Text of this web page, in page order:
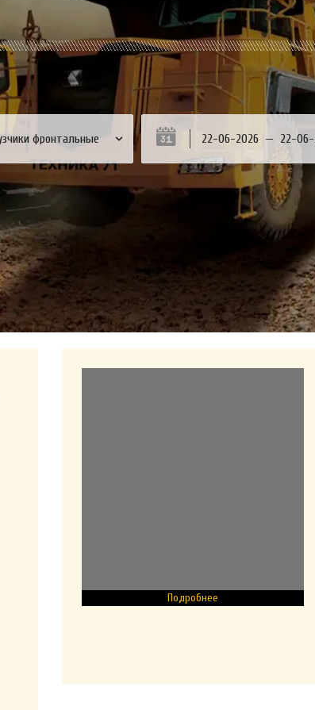
Подробнее